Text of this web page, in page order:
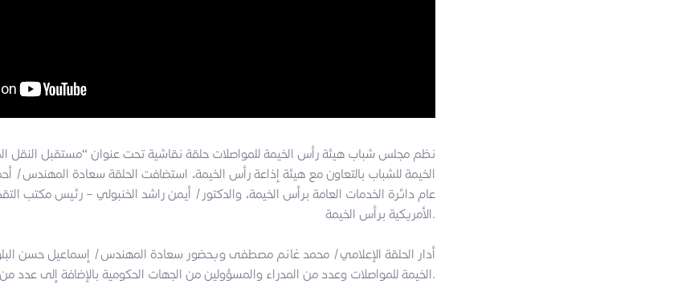
نظم مجلس شباب هيئة رأس الخيمة للمواصلات حلقة نقاشية تحت عنوان “مستقبل النقل
الخيمة للشباب بالتعاون مع هيئة إذاعة رأس الخيمة، استضافت الحلقة سعادة المهندس/
عام دائرة الخدمات العامة برأس الخيمة، والدكتور/ أيمن راشد الخنبولي – رئيس مكتب
الأمريكية برأس الخيمة.
أدار الحلقة الإعلامي/ محمد غانم مصطفى وبحضور سعادة المهندس/ إسماعيل حسن
الخيمة للمواصلات وعدد من المدراء والمسؤولين من الجهات الحكومية بالإضافة إلى عدد من الفئة الشبابية.